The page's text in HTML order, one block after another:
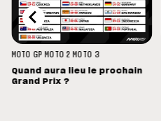
MOTO GP MOTO 2 MOTO 3
Quand aura lieu le prochain
Grand Prix ?